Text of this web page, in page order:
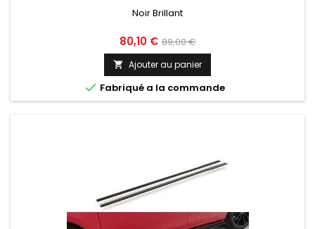
Noir Brillant
Prix
80,10 € Prix
base
89,00 €
 Ajouter au panier
 Fabriqué a la commande